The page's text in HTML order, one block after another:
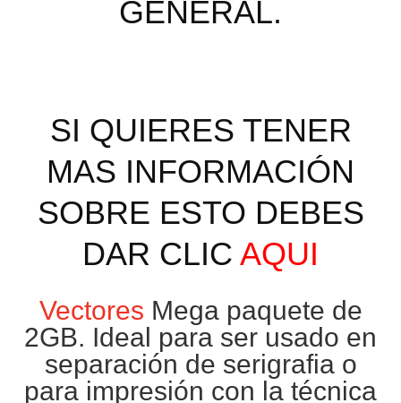
GENERAL.
SI QUIERES TENER
MAS INFORMACIÓN
SOBRE ESTO DEBES
DAR CLIC AQUI
Vectores Mega paquete de
2GB. Ideal para ser usado en
separación de serigrafiao
para impresión con la técnica